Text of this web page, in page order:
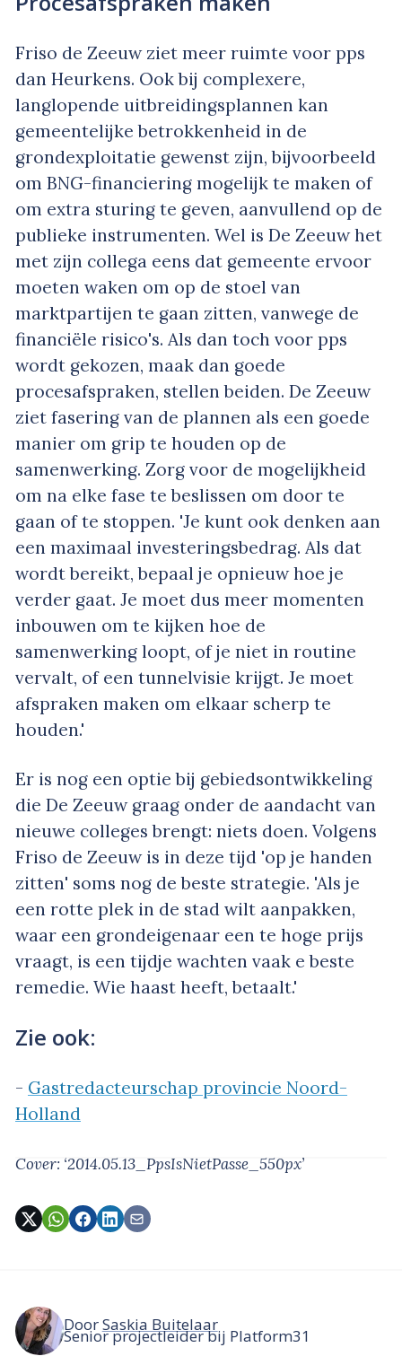
Friso de Zeeuw ziet meer ruimte voor pps
dan Heurkens. Ook bij complexere,
langlopende uitbreidingsplannen kan
gemeentelijke betrokkenheid in de
grondexploitatie gewenst zijn, bijvoorbeeld
om BNG-financiering mogelijk te maken of
om extra sturing te geven, aanvullend op de
publieke instrumenten. Wel is De Zeeuw het
met zijn collega eens dat gemeente ervoor
moeten waken om op de stoel van
marktpartijen te gaan zitten, vanwege de
financiële risico's. Als dan toch voor pps
wordt gekozen, maak dan goede
procesafspraken, stellen beiden. De Zeeuw
ziet fasering van de plannen als een goede
manier om grip te houden op de
samenwerking. Zorg voor de mogelijkheid
om na elke fase te beslissen om door te
gaan of te stoppen. 'Je kunt ook denken aan
een maximaal investeringsbedrag. Als dat
wordt bereikt, bepaal je opnieuw hoe je
verder gaat. Je moet dus meer momenten
inbouwen om te kijken hoe de
samenwerking loopt, of je niet in routine
vervalt, of een tunnelvisie krijgt. Je moet
afspraken maken om elkaar scherp te
houden.'
Er is nog een optie bij gebiedsontwikkeling
die De Zeeuw graag onder de aandacht van
nieuwe colleges brengt: niets doen. Volgens
Friso de Zeeuw is in deze tijd 'op je handen
zitten' soms nog de beste strategie. 'Als je
een rotte plek in de stad wilt aanpakken,
waar een grondeigenaar een te hoge prijs
vraagt, is een tijdje wachten vaak e beste
remedie. Wie haast heeft, betaalt.'
Zie ook:
- Gastredacteurschap provincie Noord-
Holland
Cover: ‘2014.05.13_PpsIsNietPasse_550px’
DoorSaskia Buitelaar
Senior projectleider bij Platform31